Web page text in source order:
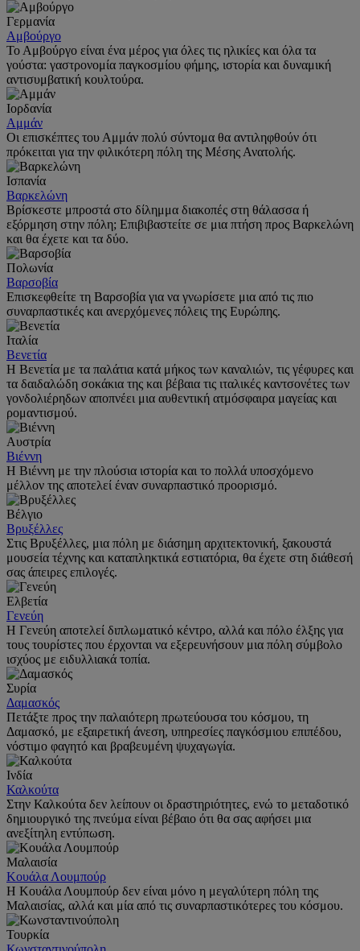
Γερμανία
Αμβούργο
Το Αμβούργο είναι ένα μέρος για όλες τις ηλικίες και όλα τα
γούστα: γαστρονομία παγκοσμίου φήμης, ιστορία και δυναμική
αντισυμβατική κουλτούρα.
Ιορδανία
Αμμάν
Οι επισκέπτες του Αμμάν πολύ σύντομα θα αντιληφθούν ότι
πρόκειται για την φιλικότερη πόλη της Μέσης Ανατολής.
Ισπανία
Βαρκελώνη
Βρίσκεστε μπροστά στο δίλημμα διακοπές στη θάλασσα ή
εξόρμηση στην πόλη; Επιβιβαστείτε σε μια πτήση προς Βαρκελώνη
και θα έχετε και τα δύο.
Πολωνία
Βαρσοβία
Επισκεφθείτε τη Βαρσοβία για να γνωρίσετε μια από τις πιο
συναρπαστικές και ανερχόμενες πόλεις της Ευρώπης.
Ιταλία
Βενετία
Η Βενετία με τα παλάτια κατά μήκος των καναλιών, τις γέφυρες και
τα δαιδαλώδη σοκάκια της και βέβαια τις ιταλικές καντσονέτες των
γονδολιέρηδων αποπνέει μια αυθεντική ατμόσφαιρα μαγείας και
ρομαντισμού.
Αυστρία
Βιέννη
Η Βιέννη με την πλούσια ιστορία και το πολλά υποσχόμενο
μέλλον της αποτελεί έναν συναρπαστικό προορισμό.
Βέλγιο
Βρυξέλλες
Στις Βρυξέλλες, μια πόλη με διάσημη αρχιτεκτονική, ξακουστά
μουσεία τέχνης και καταπληκτικά εστιατόρια, θα έχετε στη διάθεσή
σας άπειρες επιλογές.
Ελβετία
Γενεύη
Η Γενεύη αποτελεί διπλωματικό κέντρο, αλλά και πόλο έλξης για
τους τουρίστες που έρχονται να εξερευνήσουν μια πόλη σύμβολο
ισχύος με ειδυλλιακά τοπία.
Συρία
Δαμασκός
Πετάξτε προς την παλαιότερη πρωτεύουσα του κόσμου, τη
Δαμασκό, με εξαιρετική άνεση, υπηρεσίες παγκόσμιου επιπέδου,
νόστιμο φαγητό και βραβευμένη ψυχαγωγία.
Ινδία
Καλκούτα
Στην Καλκούτα δεν λείπουν οι δραστηριότητες, ενώ το μεταδοτικό
δημιουργικό της πνεύμα είναι βέβαιο ότι θα σας αφήσει μια
ανεξίτηλη εντύπωση.
Μαλαισία
Κουάλα Λουμπούρ
Η Κουάλα Λουμπούρ δεν είναι μόνο η μεγαλύτερη πόλη της
Μαλαισίας, αλλά και μία από τις συναρπαστικότερες του κόσμου.
Τουρκία